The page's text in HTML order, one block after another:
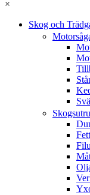
×
Skog och